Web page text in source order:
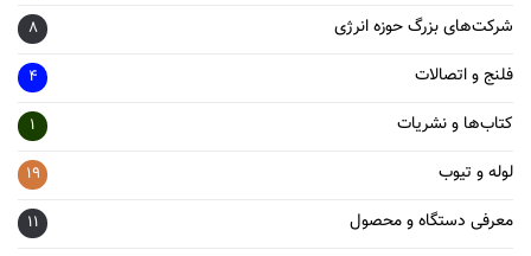
شرکت‌های بزرگ حوزه انرژی 8
فلنج و اتصالات 4
کتاب‌ها و نشریات 1
لوله و تیوب 19
معرفی دستگاه و محصول 11